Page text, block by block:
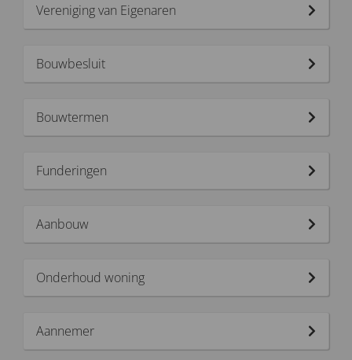
Vereniging van Eigenaren
Bouwbesluit
Bouwtermen
Funderingen
Aanbouw
Onderhoud woning
Aannemer